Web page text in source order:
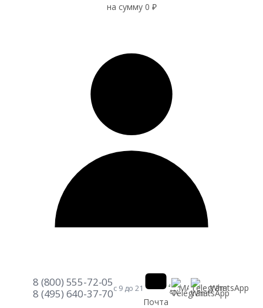
на сумму 0 ₽
8 (800) 555-72-05
8 (495) 640-37-70с 9 до 21
Почта
MAXTelegramWhatsApp